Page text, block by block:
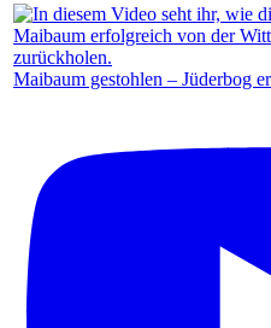
Maibaum gestohlen – Jüderbog